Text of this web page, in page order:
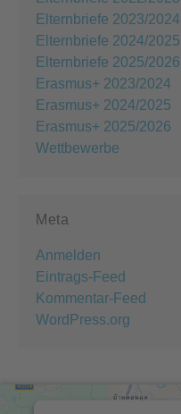
Elternbriefe 2023/2024
Elternbriefe 2024/2025
Elternbriefe 2025/2026
Erasmus+ 2023/2024
Erasmus+ 2024/2025
Erasmus+ 2025/2026
Wettbewerbe
Meta
Anmelden
Eintrags-Feed
Kommentar-Feed
WordPress.org